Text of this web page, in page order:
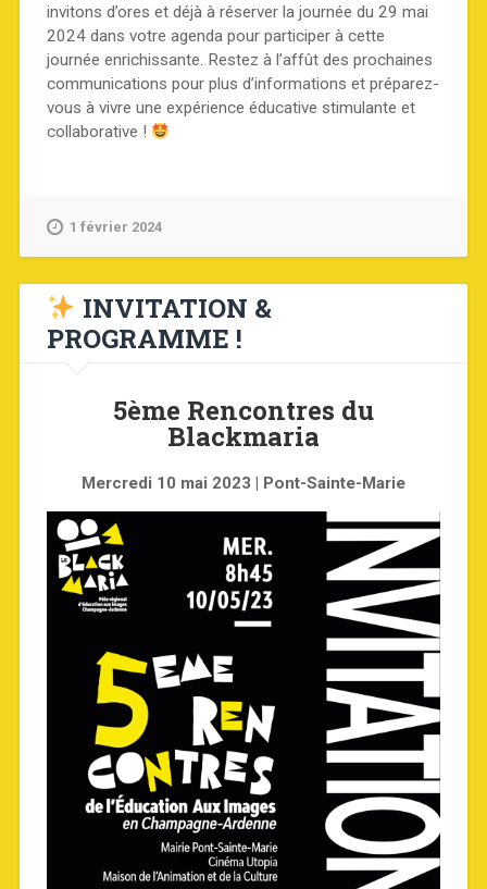
invitons d’ores et déjà à réserver la journée du 29 mai
2024 dans votre agenda pour participer à cette
journée enrichissante. Restez à l’affût des prochaines
communications pour plus d’informations et préparez-
vous à vivre une expérience éducative stimulante et
collaborative !
1 février 2024
INVITATION &
PROGRAMME !
5ème Rencontres du
Blackmaria
Mercredi 10 mai 2023 | Pont-Sainte-Marie